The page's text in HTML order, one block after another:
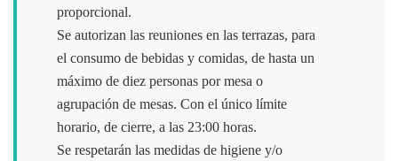
proporcional.
Se autorizan las reuniones en las terrazas, para
el consumo de bebidas y comidas, de hasta un
máximo de diez personas por mesa o
agrupación de mesas. Con el único límite
horario, de cierre, a las 23:00 horas.
Se respetarán las medidas de higiene y/o